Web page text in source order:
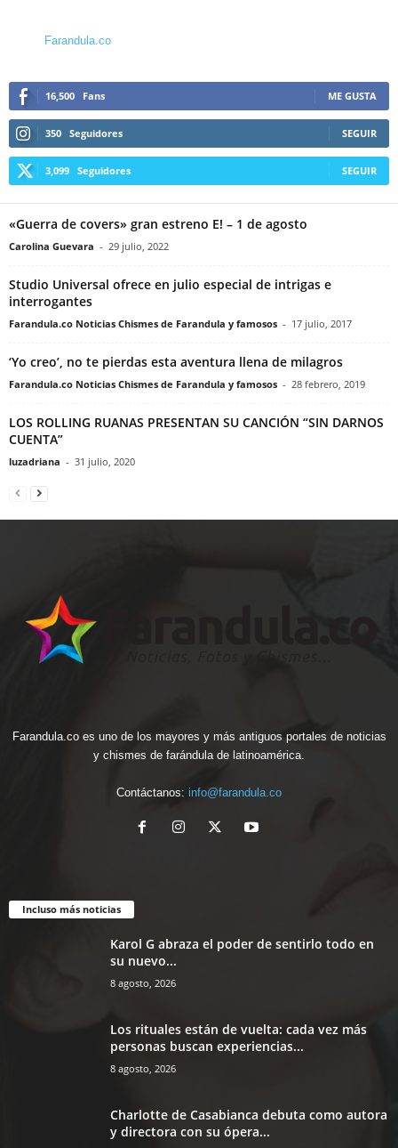
Farandula.co
16,500 Fans ME GUSTA
350 Seguidores SEGUIR
3,099 Seguidores SEGUIR
«Guerra de covers» gran estreno E! – 1 de agosto
Carolina Guevara - 29 julio, 2022
Studio Universal ofrece en julio especial de intrigas e
interrogantes
Farandula.co Noticias Chismes de Farandula y famosos - 17 julio, 2017
‘Yo creo’, no te pierdas esta aventura llena de milagros
Farandula.co Noticias Chismes de Farandula y famosos - 28 febrero, 2019
LOS ROLLING RUANAS PRESENTAN SU CANCIÓN “SIN DARNOS
CUENTA”
luzadriana - 31 julio, 2020
Farandula.co es uno de los mayores y más antiguos portales de noticias
y chismes de farándula de latinoamérica.
Contáctanos: info@farandula.co
Incluso más noticias
Karol G abraza el poder de sentirlo todo en
su nuevo...
8 agosto, 2026
Los rituales están de vuelta: cada vez más
personas buscan experiencias...
8 agosto, 2026
Charlotte de Casabianca debuta como autora
y directora con su ópera...